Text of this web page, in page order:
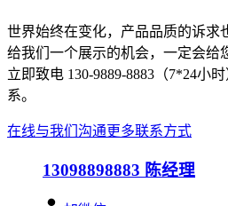
世界始终在变化，产品品质的诉求
给我们一个展示的机会，一定会给
立即致电 130-9889-8883（7*24小
系。
在线与我们沟通更多联系方式
13098898883 陈经理